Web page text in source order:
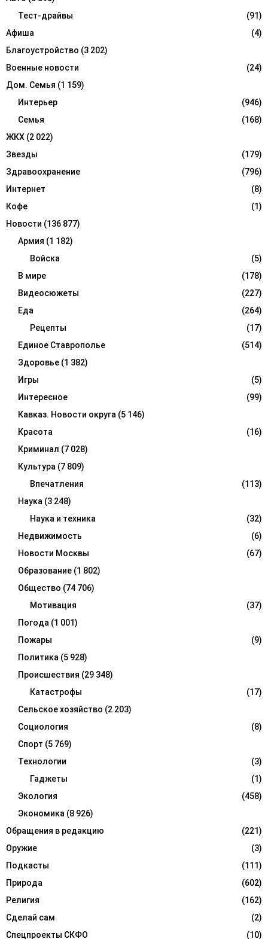
o
R
C
H
Тест-драйвы
(91)
Афиша
(4)
Благоустройство (3 202)
Военные новости
(24)
Дом. Семья (1 159)
Интерьер
(946)
Семья
(168)
ЖКХ (2 022)
Звезды
(179)
Здравоохранение
(796)
Интернет
(8)
Кофе
(1)
Новости (136 877)
Армия (1 182)
Войска
(5)
В мире
(178)
Видеосюжеты
(227)
Еда
(264)
Рецепты
(17)
Единое Ставрополье
(514)
Здоровье (1 382)
Игры
(5)
Интересное
(99)
Кавказ. Новости округа (5 146)
Красота
(16)
Криминал (7 028)
Культура (7 809)
Впечатления
(113)
Наука (3 248)
Наука и техника
(32)
Недвижимость
(6)
Новости Москвы
(67)
Образование (1 802)
Общество (74 706)
Мотивация
(37)
Погода (1 001)
Пожары
(9)
Политика (5 928)
Происшествия (29 348)
Катастрофы
(17)
Сельское хозяйство (2 203)
Социология
(8)
Спорт (5 769)
Технологии
(3)
Гаджеты
(1)
Экология
(458)
Экономика (8 926)
Обращения в редакцию
(221)
Оружие
(3)
Подкасты
(111)
Природа
(602)
Религия
(162)
Сделай сам
(2)
Спецпроекты СКФО
(10)